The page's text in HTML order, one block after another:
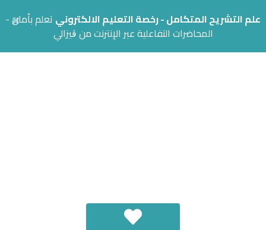
علم التشريح المتكامل - رخصة التعليم الالكتروني تعلم بأمان -
المحاضرات التفاعلية عبر الإنترنت من ڨيزالي
×